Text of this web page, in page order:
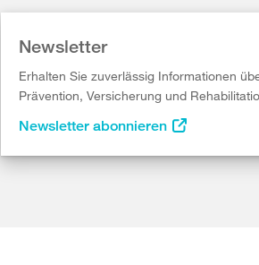
Newsletter
Erhalten Sie zuverlässig Informationen
Prävention, Versicherung und
Newsletter abonnieren